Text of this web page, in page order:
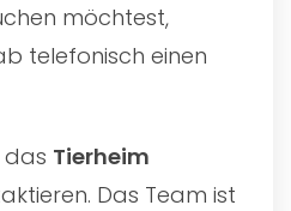
möchtest,
telefonisch einen
das Tierheim
Das Team ist